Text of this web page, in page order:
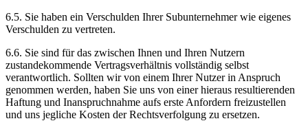
6.5. Sie haben ein Verschulden Ihrer Subunternehmer wie eigenes
Verschulden zu vertreten.
6.6. Sie sind für das zwischen Ihnen und Ihren Nutzern
zustandekommende Vertragsverhältnis vollständig selbst
verantwortlich. Sollten wir von einem Ihrer Nutzer in Anspruch
genommen werden, haben Sie uns von einer hieraus resultierenden
Haftung und Inanspruchnahme aufs erste Anfordern freizustellen
und uns jegliche Kosten der Rechtsverfolgung zu ersetzen.